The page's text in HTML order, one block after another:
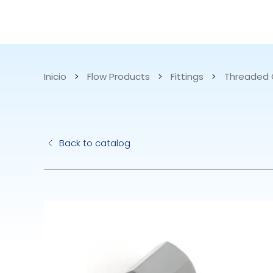
Inicio > Flow Products > Fittings > Threaded
Back to catalog